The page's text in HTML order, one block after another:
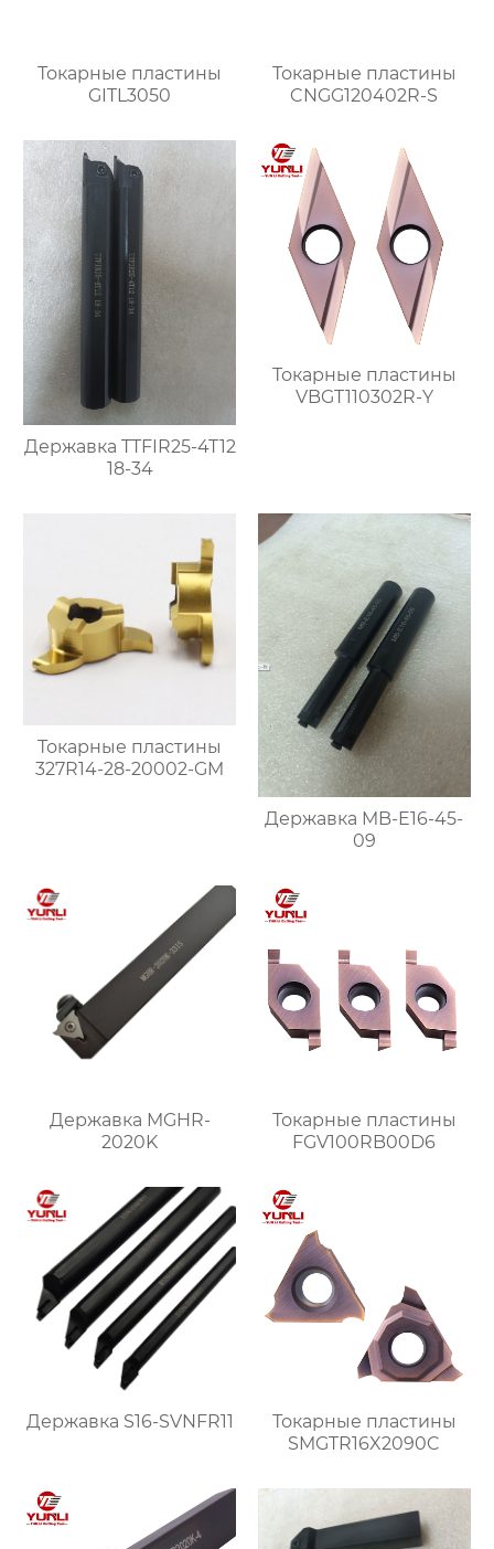
Токарные пластины
GITL3050
Токарные пластины
CNGG120402R-S
Державка TTFIR25-4T12
18-34
Токарные пластины
VBGT110302R-Y
Токарные пластины
327R14-28-20002-GM
Державка MB-E16-45-
09
Державка MGHR-
2020K
Токарные пластины
FGV100RB00D6
Державка S16-SVNFR11
Токарные пластины
SMGTR16X2090C